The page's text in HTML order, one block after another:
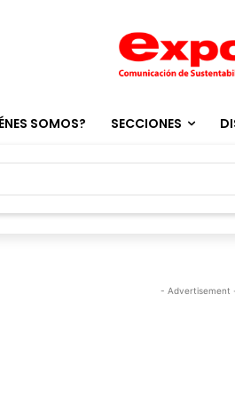
SOMOS? SECCIONES
- Advertisement